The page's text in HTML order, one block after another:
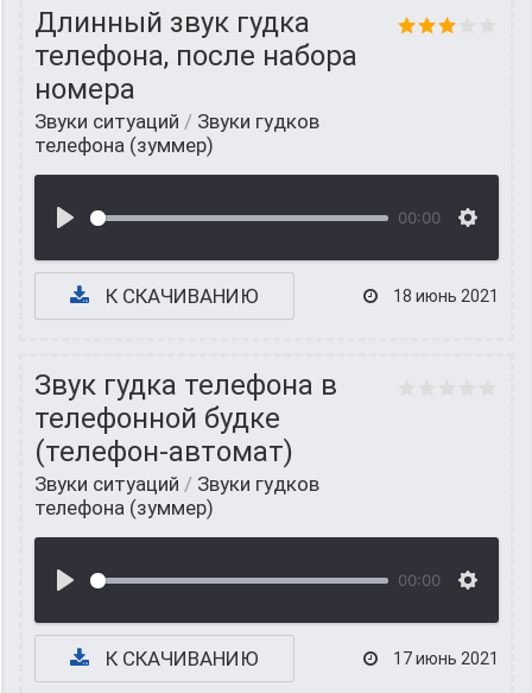
Длинный звук гудка
телефона, после набора
номера
Звуки ситуаций / Звуки гудков
телефона (зуммер)
00:00
К СКАЧИВАНИЮ 18 июнь 2021
Звук гудка телефона в
телефонной будке
(телефон-автомат)
Звуки ситуаций / Звуки гудков
телефона (зуммер)
00:00
К СКАЧИВАНИЮ 17 июнь 2021